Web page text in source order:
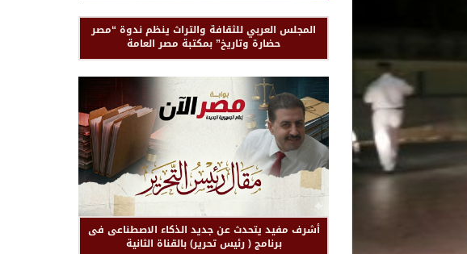
المجلس العربي للثقافة والتراث ينظم ندوة “مصر
حضارة وتاريخ” بمكتبة مصر العامة
أشرف مفيد يتحدث عن جديد الذكاء الاصطناعى فى
برنامج ( رئيس تحرير) بالقناة الثانية